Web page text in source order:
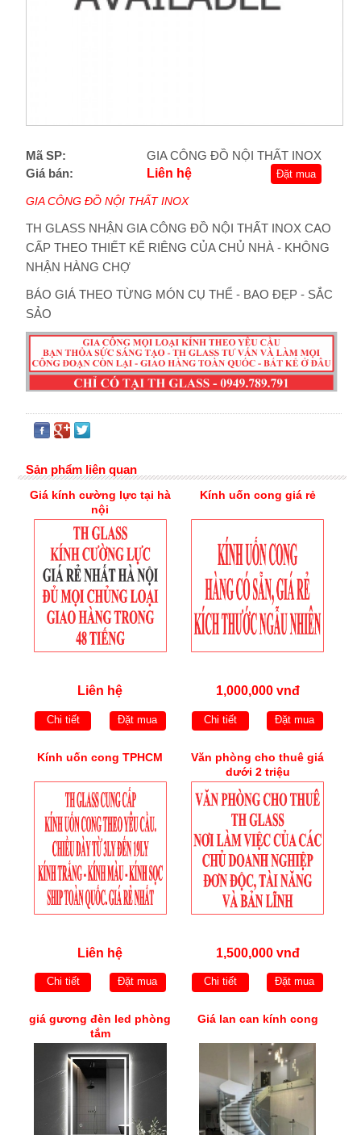
Mã SP:
GIA CÔNG ĐỒ NỘI THẤT INOX
Giá bán:
Liên hệ Đặt mua
GIA CÔNG ĐỒ NỘI THẤT INOX
TH GLASS NHẬN GIA CÔNG ĐỒ NỘI THẤT INOX CAO
CẤP THEO THIẾT KẾ RIÊNG CỦA CHỦ NHÀ - KHÔNG
NHẬN HÀNG CHỢ
BÁO GIÁ THEO TỪNG MÓN CỤ THỂ - BAO ĐẸP - SẮC
SẢO
Sản phẩm liên quan
Giá kính cường lực tại hà
nội
Liên hệ
Chi tiết Đặt mua
Kính uốn cong giá rẻ
1,000,000 vnđ
Chi tiết Đặt mua
Kính uốn cong TPHCM
Liên hệ
Chi tiết Đặt mua
Văn phòng cho thuê giá
dưới 2 triệu
1,500,000 vnđ
Chi tiết Đặt mua
giá gương đèn led phòng
tắm
Giá lan can kính cong